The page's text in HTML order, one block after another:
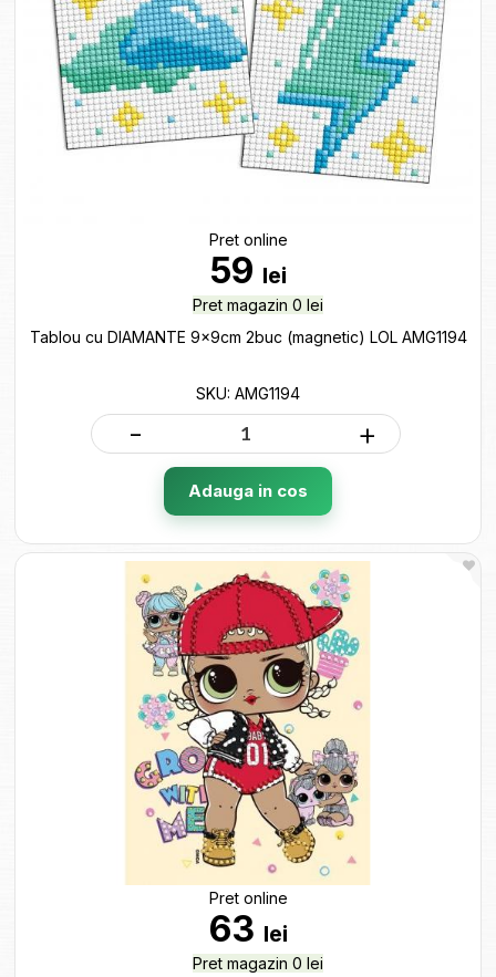
Pret online
59 lei
Pret magazin 0 lei
Tablou cu DIAMANTE 9x9cm 2buc (magnetic) LOL AMG1194
SKU: AMG1194
- +
Adauga in cos
Pret online
63 lei
Pret magazin 0 lei